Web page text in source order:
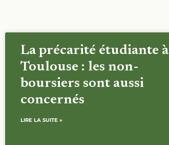
La précarité étudiante à
Toulouse : les non-
boursiers sont aussi
concernés
LIRE LA SUITE »